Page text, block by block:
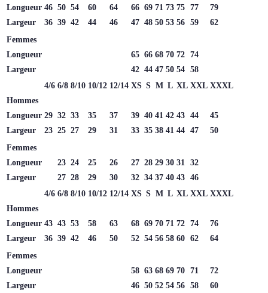
Longueur 46 50 54 60 64 66 69 71 73 75 77
79
Largeur
36 39 42 44 46 47 48 50 53 56 59
62
Femmes
Longueur
65 66 68 70 72 74
Largeur
42 44 47 50 54 58
4/6 6/8 8/10 10/12 12/14 XS S M L XL XXL XXXL
Hommes
Longueur 29 32 33 35 37 39 40 41 42 43 44
45
Largeur
23 25 27 29 31 33 35 38 41 44 47
50
Femmes
Longueur
23 24 25 26 27 28 29 30 31
32
Largeur
27 28 29 30 32 34 37 40 43 46
4/6 6/8 8/10 10/12 12/14 XS S M L XL XXL XXXL
Hommes
Longueur 43 43 53 58 63 68 69 70 71 72 74
76
Largeur
36 39 42 46 50 52 54 56 58 60 62
64
Femmes
Longueur
58 63 68 69 70 71
72
Largeur
46 50 52 54 56 58
60